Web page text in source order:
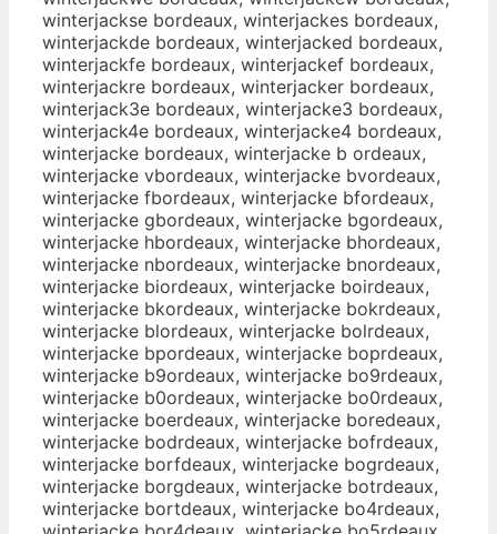
winterjackse bordeaux, winterjackes bordeaux,
winterjackde bordeaux, winterjacked bordeaux,
winterjackfe bordeaux, winterjackef bordeaux,
winterjackre bordeaux, winterjacker bordeaux,
winterjack3e bordeaux, winterjacke3 bordeaux,
winterjack4e bordeaux, winterjacke4 bordeaux,
winterjacke bordeaux, winterjacke b ordeaux,
winterjacke vbordeaux, winterjacke bvordeaux,
winterjacke fbordeaux, winterjacke bfordeaux,
winterjacke gbordeaux, winterjacke bgordeaux,
winterjacke hbordeaux, winterjacke bhordeaux,
winterjacke nbordeaux, winterjacke bnordeaux,
winterjacke biordeaux, winterjacke boirdeaux,
winterjacke bkordeaux, winterjacke bokrdeaux,
winterjacke blordeaux, winterjacke bolrdeaux,
winterjacke bpordeaux, winterjacke boprdeaux,
winterjacke b9ordeaux, winterjacke bo9rdeaux,
winterjacke b0ordeaux, winterjacke bo0rdeaux,
winterjacke boerdeaux, winterjacke boredeaux,
winterjacke bodrdeaux, winterjacke bofrdeaux,
winterjacke borfdeaux, winterjacke bogrdeaux,
winterjacke borgdeaux, winterjacke botrdeaux,
winterjacke bortdeaux, winterjacke bo4rdeaux,